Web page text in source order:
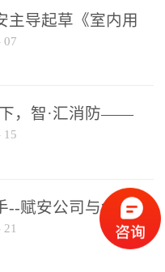
主导起草《室内用
池技术规程》 正式
新能源产业
07
，智·汇消防——
2018上海消防展圆
15
--赋安公司与金科
战略合作协议
21